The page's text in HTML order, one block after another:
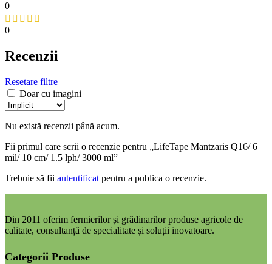
0
0
Recenzii
Resetare filtre
Doar cu imagini
Nu există recenzii până acum.
Fii primul care scrii o recenzie pentru „LifeTape Mantzaris Q16/ 6
mil/ 10 cm/ 1.5 lph/ 3000 ml”
Trebuie să fii autentificat pentru a publica o recenzie.
Din 2011 oferim fermierilor și grădinarilor produse agricole de
calitate, consultanță de specialitate și soluții inovatoare.
Categorii Produse